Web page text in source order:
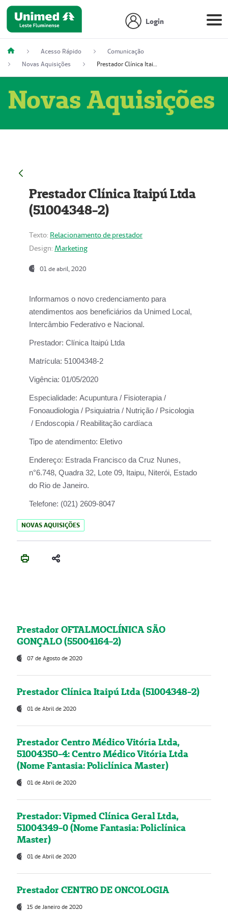
Login
Acesso Rápido
Comunicação
Novas Aquisições
Prestador Clínica Itaipú Ltda (51004348-2)
Novas Aquisições
Prestador Clínica Itaipú Ltda
(51004348-2)
Texto: Relacionamento de prestador
Design: Marketing
01 de abril, 2020
Informamos o novo credenciamento para
atendimentos aos beneficiários da Unimed Local,
Intercâmbio Federativo e Nacional.
Prestador: Clínica Itaipú Ltda
Matrícula: 51004348-2
Vigência: 01/05/2020
Especialidade: Acupuntura / Fisioterapia /
Fonoaudiologia / Psiquiatria / Nutrição / Psicologia
/ Endoscopia / Reabilitação cardíaca
Tipo de atendimento: Eletivo
Endereço: Estrada Francisco da Cruz Nunes,
n°6.748, Quadra 32, Lote 09, Itaipu, Niterói, Estado
do Rio de Janeiro.
Telefone: (021) 2609-8047
NOVAS AQUISIÇÕES
Prestador OFTALMOCLÍNICA SÃO
GONÇALO (55004164-2)
07 de Agosto de 2020
Prestador Clínica Itaipú Ltda (51004348-2)
01 de Abril de 2020
Prestador Centro Médico Vitória Ltda,
51004350-4: Centro Médico Vitória Ltda
(Nome Fantasia: Policlínica Master)
01 de Abril de 2020
Prestador: Vipmed Clínica Geral Ltda,
51004349-0 (Nome Fantasia: Policlínica
Master)
01 de Abril de 2020
Prestador CENTRO DE ONCOLOGIA
15 de Janeiro de 2020